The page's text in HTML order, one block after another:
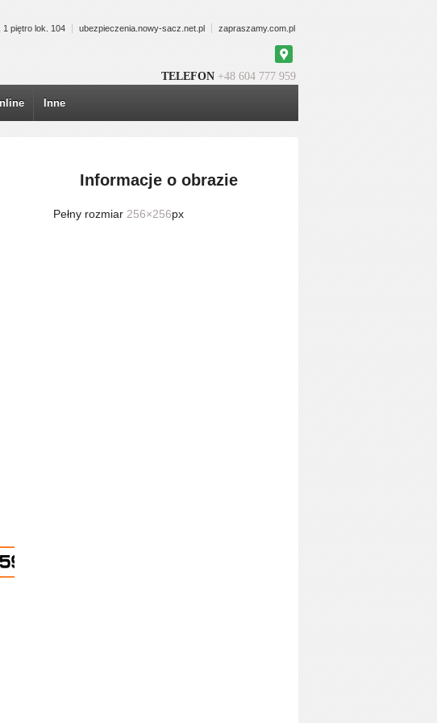
1 piętro lok. 104 ubezpieczenia.nowy-sacz.net.pl zapraszamy.com.pl
Maps
TELEFON +48 604 777 959
Inne
Informacje o obrazie
Pełny rozmiar 256×256px